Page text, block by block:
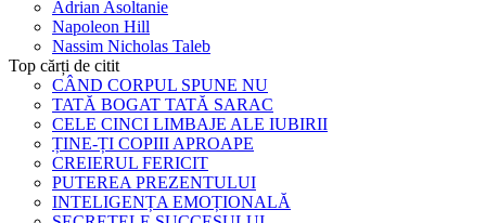
Adrian Asoltanie
Napoleon Hill
Nassim Nicholas Taleb
Top cărți de citit
CÂND CORPUL SPUNE NU
TATĂ BOGAT TATĂ SARAC
CELE CINCI LIMBAJE ALE IUBIRII
ȚINE-ȚI COPIII APROAPE
CREIERUL FERICIT
PUTEREA PREZENTULUI
INTELIGENȚA EMOȚIONALĂ